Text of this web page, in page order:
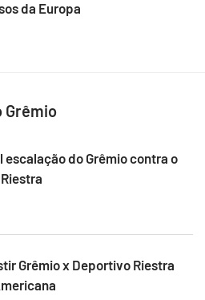
da Europa
Grêmio
escalação do Grêmio contra o
Grêmio x Deportivo Riestra